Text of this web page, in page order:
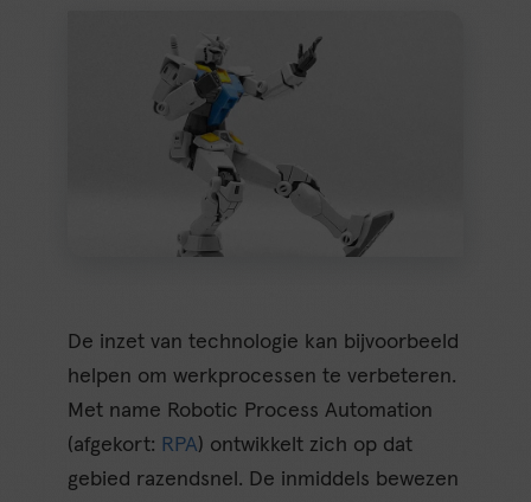
De inzet van technologie kan bijvoorbeeld
helpen om werkprocessen te verbeteren.
Met name Robotic Process Automation
(afgekort: RPA) ontwikkelt zich op dat
gebied razendsnel. De inmiddels bewezen